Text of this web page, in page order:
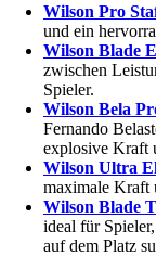
Wilson Pro
und ein
Wilson Blade
zwischen
Spieler.
Wilson Bela
Fernando
explosive Kraft
Wilson Ultra
maximale Kraft
Wilson Blade
ideal für
auf dem Platz